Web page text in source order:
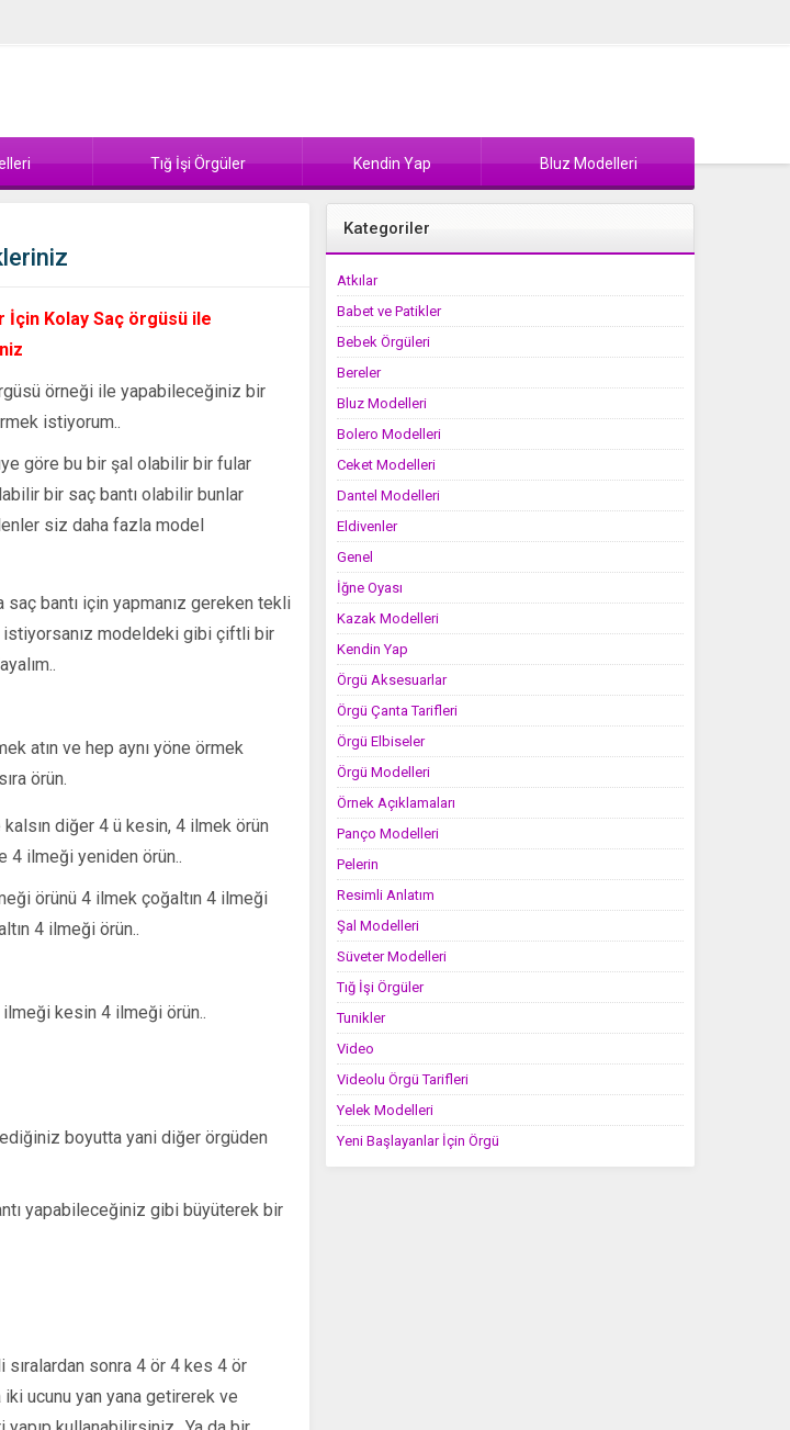
Tığ İşi Örgüler Kendin Yap Bluz Modelleri
İçin Kolay Saç örgüsü ile
örneği ile yapabileceğiniz bir
istiyorum..
göre bu bir şal olabilir bir fular
bir saç bantı olabilir bunlar
siz daha fazla model
saç bantı için yapmanız gereken tekli
modeldeki gibi çiftli bir
atın ve hep aynı yöne örmek
örün.
diğer 4 ü kesin, 4 ilmek örün
4 ilmeği yeniden örün..
örünü 4 ilmek çoğaltın 4 ilmeği
4 ilmeği örün..
kesin 4 ilmeği örün..
boyutta yani diğer örgüden
yapabileceğiniz gibi büyüterek bir
sonra 4 ör 4 kes 4 ör
ucunu yan yana getirerek ve
Kategoriler
Atkılar
Babet ve Patikler
Bebek Örgüleri
Bereler
Bluz Modelleri
Bolero Modelleri
Ceket Modelleri
Dantel Modelleri
Eldivenler
Genel
İğne Oyası
Kazak Modelleri
Kendin Yap
Örgü Aksesuarlar
Örgü Çanta Tarifleri
Örgü Elbiseler
Örgü Modelleri
Örnek Açıklamaları
Panço Modelleri
Pelerin
Resimli Anlatım
Şal Modelleri
Süveter Modelleri
Tığ İşi Örgüler
Tunikler
Video
Videolu Örgü Tarifleri
Yelek Modelleri
Yeni Başlayanlar İçin Örgü